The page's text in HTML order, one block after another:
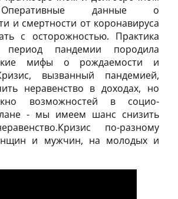
данные о
и смертности от коронавируса
с осторожностью. Практика
пандемии породила
мифы о рождаемости и
вызванный пандемией,
неравенство в доходах, но
возможностей в социо-
- мы имеем шанс снизить
по-разному
и мужчин, на молодых и